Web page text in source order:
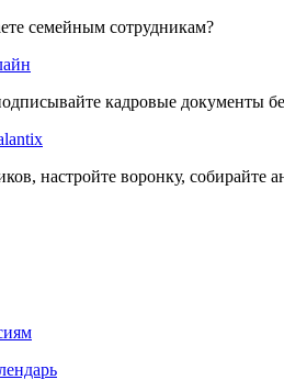
семейным сотрудникам?
кадровые документы
настройте воронку, собирайте